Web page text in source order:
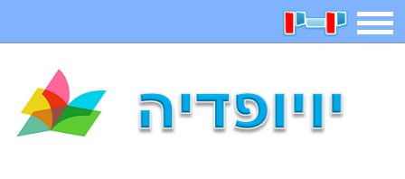
תפריט